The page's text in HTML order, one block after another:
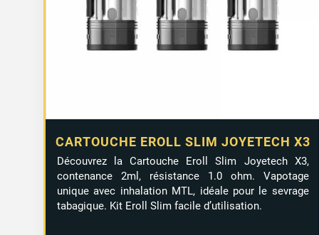
CARTOUCHE EROLL SLIM JOYETECH X3
Découvrez la Cartouche Eroll Slim Joyetech X3,
contenance 2ml, résistance 1.0 ohm. Vapotage
unique avec inhalation MTL, idéale pour le sevrage
tabagique. Kit Eroll Slim facile d’utilisation.